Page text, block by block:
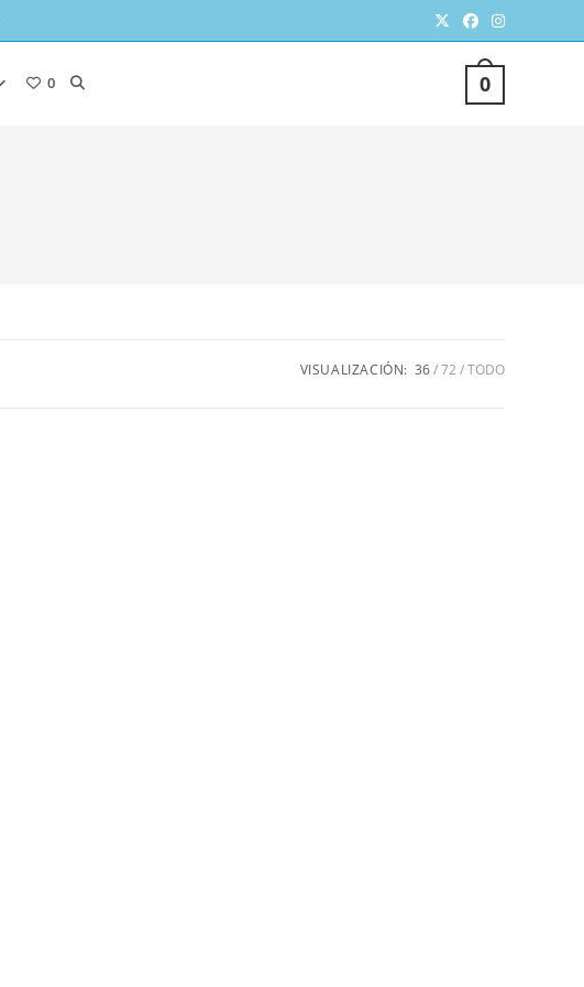
0
0 ALTERNAR
VISUALIZACIÓN: 36 72 TODO